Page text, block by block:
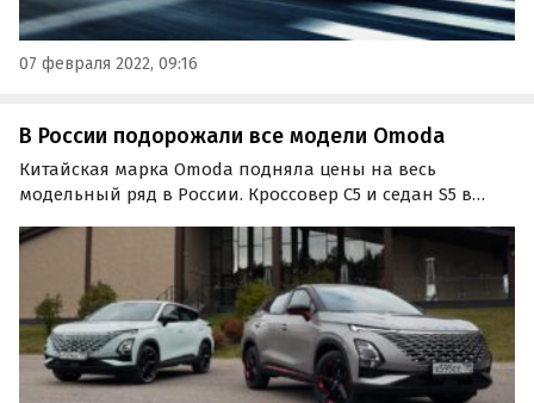
07 февраля 2022, 09:16
В России подорожали все модели Omoda
Китайская марка Omoda подняла цены на весь
модельный ряд в России. Кроссовер C5 и седан S5 в
этом сообщают «Автоновости дня» со ссылкой на
данные собственного мониторинга прайс-листов
бренда.